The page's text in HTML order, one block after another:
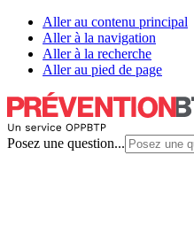
Aller au contenu principal
Aller à la navigation
Aller à la recherche
Aller au pied de page
Posez une question...